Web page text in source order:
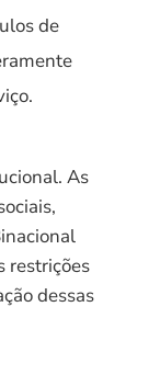
de
As
restrições
dessas